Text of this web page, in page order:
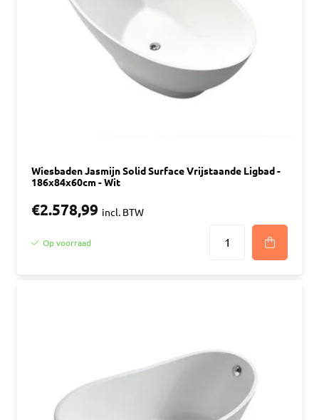
Wiesbaden Jasmijn Solid Surface Vrijstaande Ligbad -
186x84x60cm - Wit
€2.578,99 incl. BTW
Op voorraad